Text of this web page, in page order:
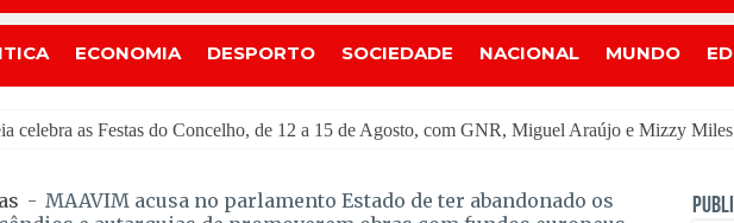
ECONOMIA DESPORTO SOCIEDADE NACIONAL MUNDO
de Gouveia desmantelou a
- MAAVIM acusa no parlamento Estado de ter abandonado os